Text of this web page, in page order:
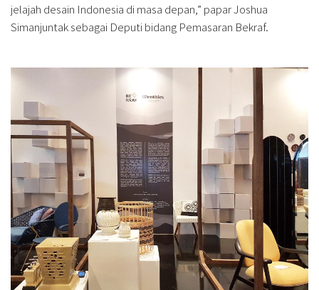
jelajah desain Indonesia di masa depan,” papar Joshua
Simanjuntak sebagai Deputi bidang Pemasaran Bekraf.